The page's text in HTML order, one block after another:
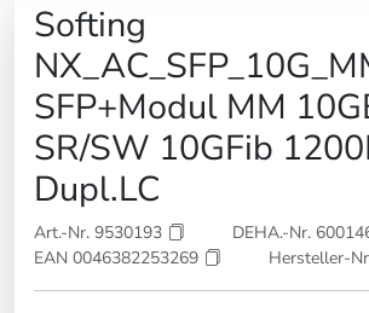
Softing
SFP+Modul MM
SR/SW 10GFib
Dupl.LC
Art.-Nr. 9530193
DEHA.-Nr.
EAN 0046382253269
Hersteller-